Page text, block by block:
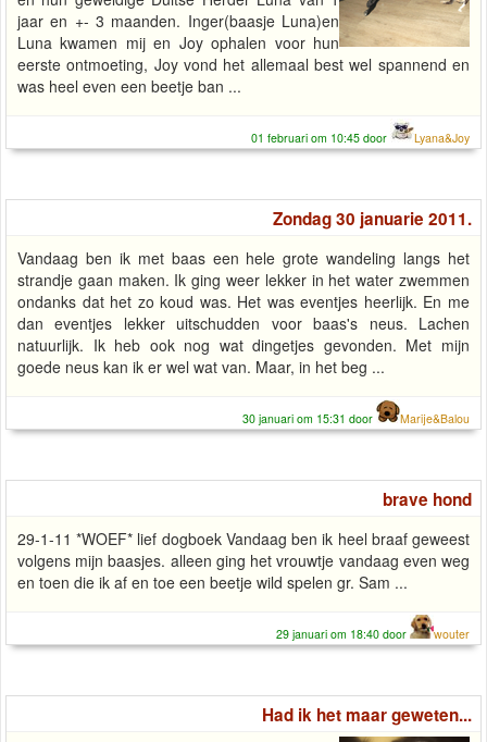
jaar en +- 3 maanden. Inger(baasje Luna)en
Luna kwamen mij en Joy ophalen voor hun
eerste ontmoeting, Joy vond het allemaal best wel spannend en
was heel even een beetje ban ...
01 februari om 10:45 door Lyana&Joy
Zondag 30 januarie 2011.
Vandaag ben ik met baas een hele grote wandeling langs het
strandje gaan maken. Ik ging weer lekker in het water zwemmen
ondanks dat het zo koud was. Het was eventjes heerlijk. En me
dan eventjes lekker uitschudden voor baas's neus. Lachen
natuurlijk. Ik heb ook nog wat dingetjes gevonden. Met mijn
goede neus kan ik er wel wat van. Maar, in het beg ...
30 januari om 15:31 door Marije&Balou
brave hond
29-1-11 *WOEF* lief dogboek Vandaag ben ik heel braaf geweest
volgens mijn baasjes. alleen ging het vrouwtje vandaag even weg
en toen die ik af en toe een beetje wild spelen gr. Sam ...
29 januari om 18:40 door wouter
Had ik het maar geweten...